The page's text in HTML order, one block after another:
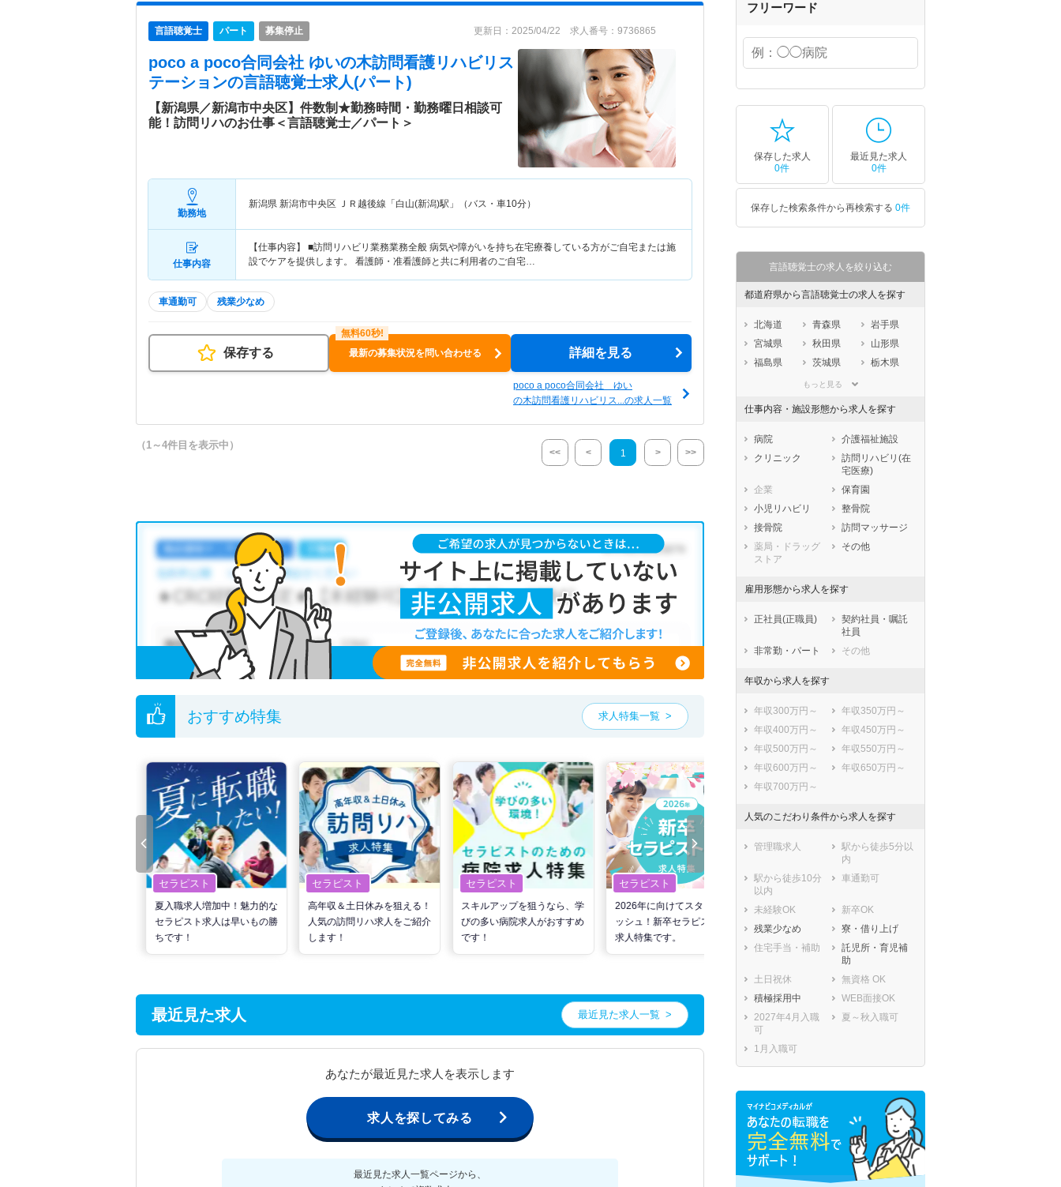
言語聴覚士 パート 募集停止 更新日：2025/04/22 求人番号：9736865
poco a poco合同会社 ゆいの木訪問看護リハビリス
テーションの言語聴覚士求人(パート)
【新潟県／新潟市中央区】件数制★勤務時間・勤務曜日相談可
能！訪問リハのお仕事＜言語聴覚士／パート＞
勤務地
新潟県 新潟市中央区 ＪＲ越後線「白山(新潟)駅」（バス・車10分）
仕事内容
【仕事内容】 ■訪問リハビリ業務業務全般 病気や障がいを持ち在宅療養している方がご自宅または施
設でケアを提供します。 看護師・准看護師と共に利用者のご自宅…
車通勤可 残業少なめ
保存する 最新の募集状況を問い合わせる 詳細を見る
poco a poco合同会社 ゆい
の木訪問看護リハビリス...の求人一覧
（1～4件目を表示中）
<< < 1 > >>
おすすめ特集 求人特集一覧
セラピスト
夏入職求人増加中！魅力的な
セラピスト求人は早いもの勝
ちです！
セラピスト
高年収＆土日休みを狙える！
人気の訪問リハ求人をご紹介
します！
セラピスト
スキルアップを狙うなら、学
びの多い病院求人がおすすめ
です！
セラピスト
2026年に向けてスタートダ
ッシュ！新卒セラピスト向け
求人特集です。
セラピスト
世の中の需要の高まりととも
に増加傾向の「介護施設」求
最近見た求人 最近見た求人一覧
あなたが最近見た求人を表示します
求人を探してみる
最近見た求人一覧ページから、
フリーワード
保存した求人
0件
最近見た求人
0件
保存した検索条件から再検索する 0件
言語聴覚士の求人を絞り込む
都道府県から言語聴覚士の求人を探す
北海道 青森県
岩手県
宮城県
秋田県
山形県
福島県
茨城県
栃木県
埼玉県
石川県
福井県
岐阜県
静岡県
愛知県
三重県
大阪府
兵庫県
奈良県
鳥取県
島根県
広島県
山口県
徳島県
香川県
愛媛県
熊本県
大分県
もっと見る
仕事内容・施設形態から求人を探す
病院
介護福祉施設
クリニック
訪問リハビリ(在
宅医療)
企業
保育園
小児リハビリ
整骨院
接骨院
訪問マッサージ
薬局・ドラッグ
ストア
その他
雇用形態から求人を探す
正社員(正職員)
契約社員・嘱託
社員
非常勤・パート
その他
年収から求人を探す
年収300万円～
年収350万円～
年収400万円～
年収450万円～
年収500万円～
年収550万円～
年収600万円～
年収650万円～
年収700万円～
人気のこだわり条件から求人を探す
管理職求人
駅から徒歩5分以
内
駅から徒歩10分
以内
車通勤可
未経験OK
新卒OK
残業少なめ
寮・借り上げ
住宅手当・補助
託児所・育児補
助
土日祝休
無資格 OK
積極採用中
WEB面接OK
2027年4月入職
可
夏～秋入職可
1月入職可